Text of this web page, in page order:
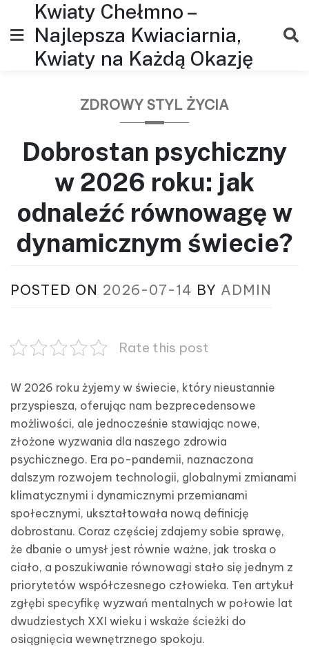
content
Kwiaty Chełmno –
Najlepsza Kwiaciarnia,
Kwiaty na Każdą Okazję
ZDROWY STYL ŻYCIA
Dobrostan psychiczny
w 2026 roku: jak
odnaleźć równowagę w
dynamicznym świecie?
POSTED ON 2026-07-14 BY ADMIN
Rate this post
W 2026 roku żyjemy w świecie, który nieustannie
przyspiesza, oferując nam bezprecedensowe
możliwości, ale jednocześnie stawiając nowe,
złożone wyzwania dla naszego zdrowia
psychicznego. Era po-pandemii, naznaczona
dalszym rozwojem technologii, globalnymi zmianami
klimatycznymi i dynamicznymi przemianami
społecznymi, ukształtowała nową definicję
dobrostanu. Coraz częściej zdajemy sobie sprawę,
że dbanie o umysł jest równie ważne, jak troska o
ciało, a poszukiwanie równowagi stało się jednym z
priorytetów współczesnego człowieka. Ten artykuł
zgłębi specyfikę wyzwań mentalnych w połowie lat
dwudziestych XXI wieku i wskaże ścieżki do
osiągnięcia wewnętrznego spokoju.